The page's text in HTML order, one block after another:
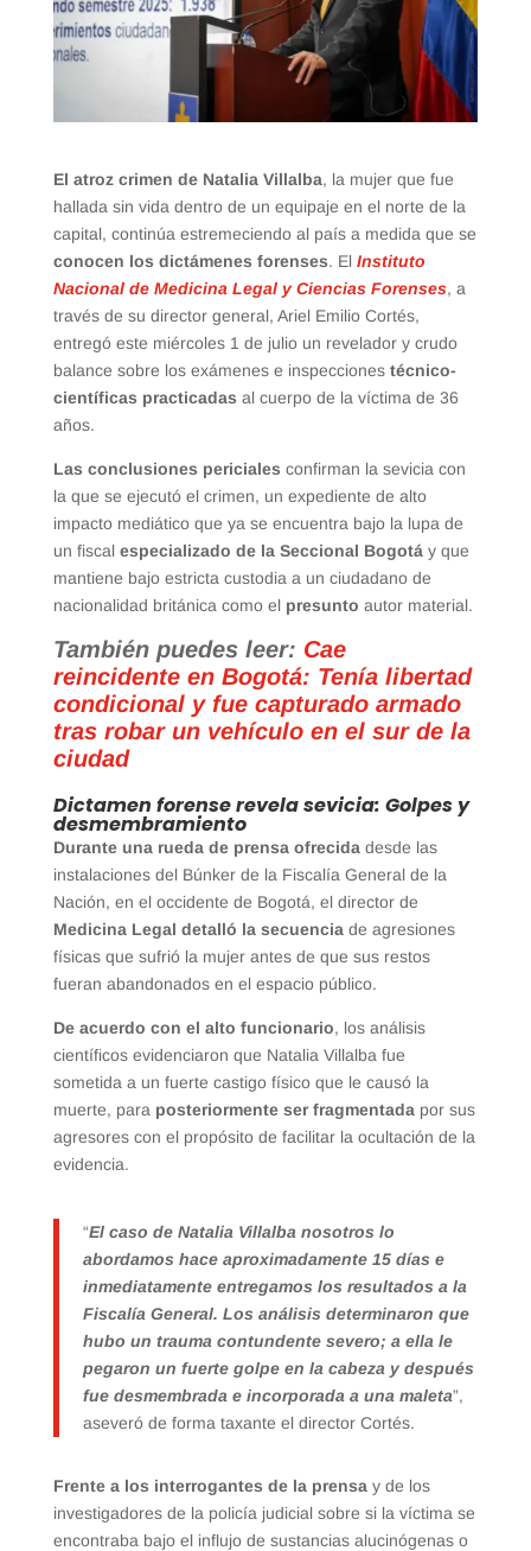
El atroz crimen de Natalia Villalba, la mujer que fue
hallada sin vida dentro de un equipaje en el norte de la
capital, continúa estremeciendo al país a medida que se
conocen los dictámenes forenses. El Instituto
Nacional de Medicina Legal y Ciencias Forenses, a
través de su director general, Ariel Emilio Cortés,
entregó este miércoles 1 de julio un revelador y crudo
balance sobre los exámenes e inspecciones técnico-
científicas practicadas al cuerpo de la víctima de 36
años.
Las conclusiones periciales confirman la sevicia con
la que se ejecutó el crimen, un expediente de alto
impacto mediático que ya se encuentra bajo la lupa de
un fiscal especializado de la Seccional Bogotá y que
mantiene bajo estricta custodia a un ciudadano de
nacionalidad británica como el presunto autor material.
También puedes leer: Cae
reincidente en Bogotá: Tenía libertad
condicional y fue capturado armado
tras robar un vehículo en el sur de la
ciudad
Dictamen forense revela sevicia: Golpes y
desmembramiento
Durante una rueda de prensa ofrecida desde las
instalaciones del Búnker de la Fiscalía General de la
Nación, en el occidente de Bogotá, el director de
Medicina Legal detalló la secuencia de agresiones
físicas que sufrió la mujer antes de que sus restos
fueran abandonados en el espacio público.
De acuerdo con el alto funcionario, los análisis
científicos evidenciaron que Natalia Villalba fue
sometida a un fuerte castigo físico que le causó la
muerte, para posteriormente ser fragmentada por sus
agresores con el propósito de facilitar la ocultación de la
evidencia.
“El caso de Natalia Villalba nosotros lo
abordamos hace aproximadamente 15 días e
inmediatamente entregamos los resultados a la
Fiscalía General. Los análisis determinaron que
hubo un trauma contundente severo; a ella le
pegaron un fuerte golpe en la cabeza y después
fue desmembrada e incorporada a una maleta”,
aseveró de forma taxante el director Cortés.
Frente a los interrogantes de la prensa y de los
investigadores de la policía judicial sobre si la víctima se
encontraba bajo el influjo de sustancias alucinógenas o